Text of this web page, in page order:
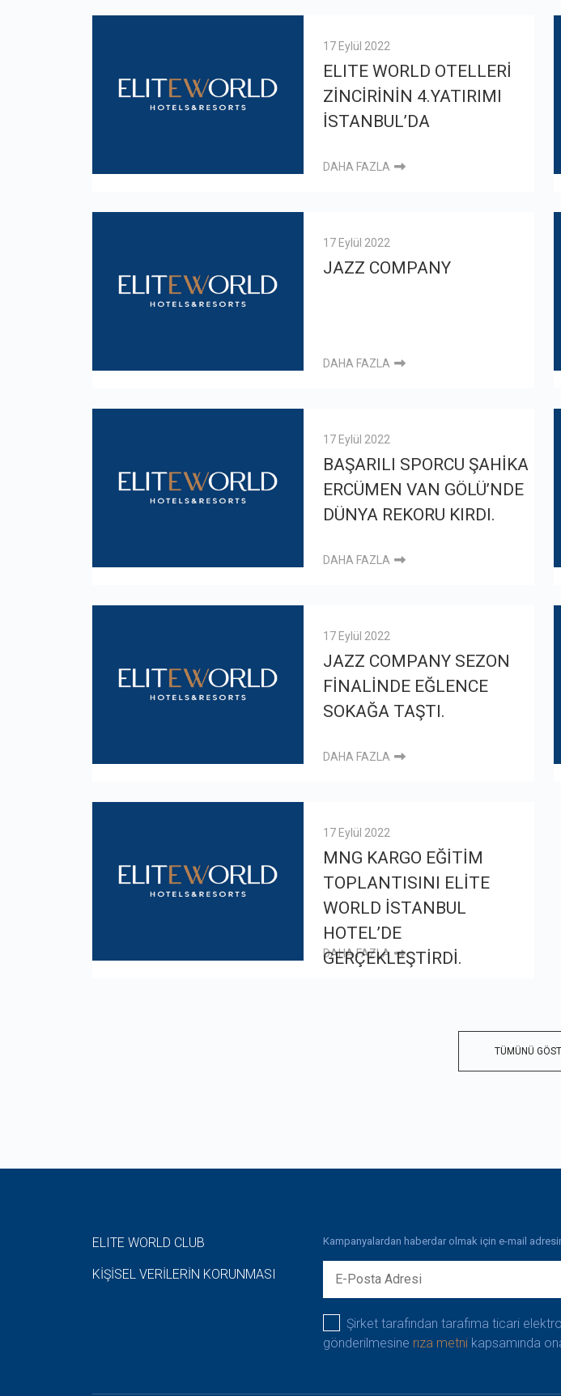
17 Eylül 2022
ELITE WORLD OTELLERİ
ZİNCİRİNİN 4.YATIRIMI
İSTANBUL’DA
DAHA FAZLA
17 Eylül 2022
JAZZ COMPANY
DAHA FAZLA
17 Eylül 2022
BAŞARILI SPORCU ŞAHİKA
ERCÜMEN VAN GÖLÜ’NDE
DÜNYA REKORU KIRDI.
DAHA FAZLA
17 Eylül 2022
JAZZ COMPANY SEZON
FİNALİNDE EĞLENCE
SOKAĞA TAŞTI.
DAHA FAZLA
17 Eylül 2022
MNG KARGO EĞİTİM
TOPLANTISINI ELİTE
WORLD İSTANBUL
HOTEL’DE
GERÇEKLEŞTİRDİ.
DAHA FAZLA
TÜMÜNÜ
ELITE WORLD CLUB
KİŞİSEL VERİLERİN KORUNMASI
Kampanyalardan haberdar olmak için e-mail
Şirket tarafından tarafıma ticari
gönderilmesine rıza metni kapsamında